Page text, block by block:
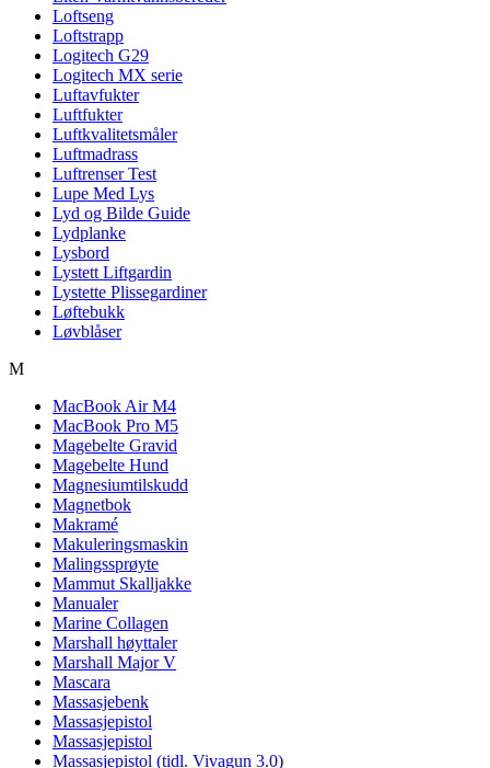
Loftseng
Loftstrapp
Logitech G29
Logitech MX serie
Luftavfukter
Luftfukter
Luftkvalitetsmåler
Luftmadrass
Luftrenser Test
Lupe Med Lys
Lyd og Bilde Guide
Lydplanke
Lysbord
Lystett Liftgardin
Lystette Plissegardiner
Løftebukk
Løvblåser
M
MacBook Air M4
MacBook Pro M5
Magebelte Gravid
Magebelte Hund
Magnesiumtilskudd
Magnetbok
Makramé
Makuleringsmaskin
Malingssprøyte
Mammut Skalljakke
Manualer
Marine Collagen
Marshall høyttaler
Marshall Major V
Mascara
Massasjebenk
Massasjepistol
Massasjepistol
Massasjepistol (tidl. Vivagun 3.0)